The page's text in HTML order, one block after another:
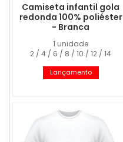
1 unidade
2 / 4 / 6 / 8 / 10 / 12 / 14
Camiseta infantil gola
redonda 100% poliéster
- Branca
Lançamento